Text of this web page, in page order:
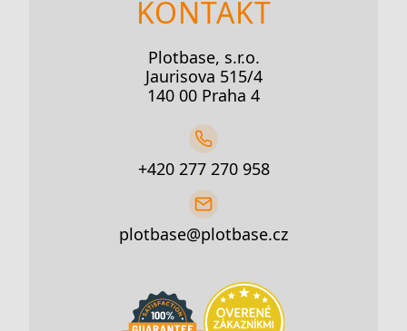
KONTAKT
Plotbase, s.r.o.
Jaurisova 515/4
140 00 Praha 4
+420 277 270 958
plotbase@plotbase.cz